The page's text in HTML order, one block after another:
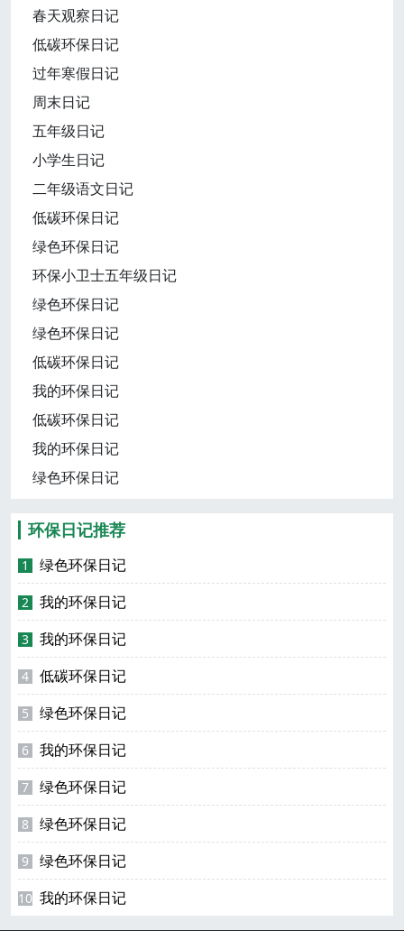
春天观察日记
低碳环保日记
过年寒假日记
周末日记
五年级日记
小学生日记
二年级语文日记
低碳环保日记
绿色环保日记
环保小卫士五年级日记
绿色环保日记
绿色环保日记
低碳环保日记
我的环保日记
低碳环保日记
我的环保日记
绿色环保日记
环保日记推荐
1 绿色环保日记
2 我的环保日记
3 我的环保日记
4 低碳环保日记
5 绿色环保日记
6 我的环保日记
7 绿色环保日记
8 绿色环保日记
9 绿色环保日记
10 我的环保日记